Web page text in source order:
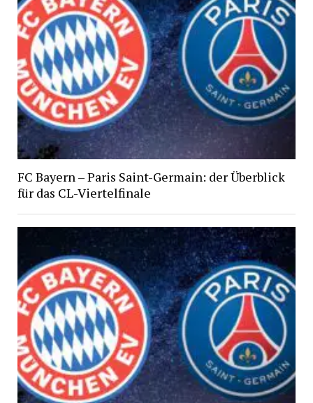
FC Bayern – Paris Saint-Germain: der Überblick
für das CL-Viertelfinale